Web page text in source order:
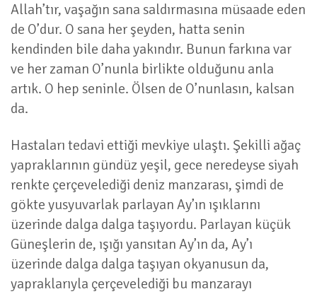
Allah’tır, vaşağın sana saldırmasına müsaade eden
de O’dur. O sana her şeyden, hatta senin
kendinden bile daha yakındır. Bunun farkına var
ve her zaman O’nunla birlikte olduğunu anla
artık. O hep seninle. Ölsen de O’nunlasın, kalsan
da.
Hastaları tedavi ettiği mevkiye ulaştı. Şekilli ağaç
yapraklarının gündüz yeşil, gece neredeyse siyah
renkte çerçevelediği deniz manzarası, şimdi de
gökte yusyuvarlak parlayan Ay’ın ışıklarını
üzerinde dalga dalga taşıyordu. Parlayan küçük
Güneşlerin de, ışığı yansıtan Ay’ın da, Ay’ı
üzerinde dalga dalga taşıyan okyanusun da,
yapraklarıyla çerçevelediği bu manzarayı